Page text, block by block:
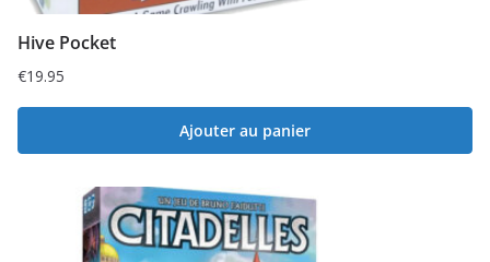
Hive Pocket
€19.95
Ajouter au panier